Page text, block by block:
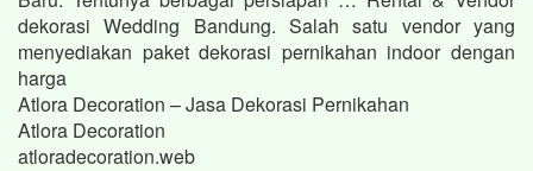
dekorasi Wedding Bandung. Salah satu vendor yang
menyediakan paket dekorasi pernikahan indoor dengan
harga
Atlora Decoration – Jasa Dekorasi Pernikahan
Atlora Decoration
atloradecoration.web